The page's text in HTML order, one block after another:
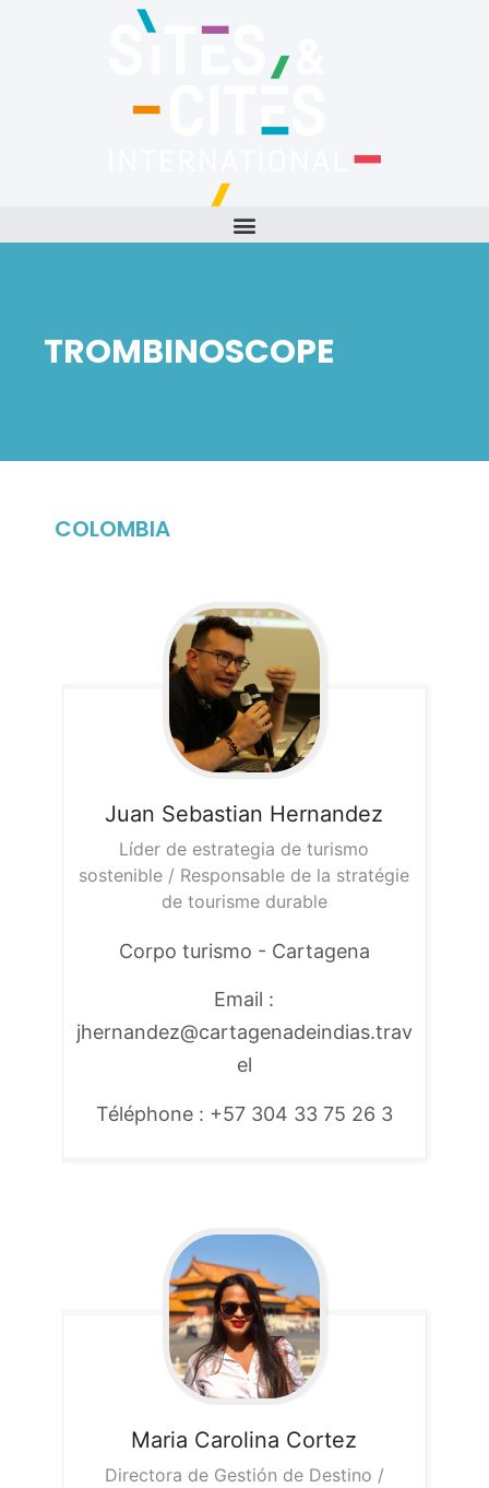
TROMBINOSCOPE
COLOMBIA
Juan Sebastian Hernandez
Líder de estrategia de turismo
sostenible / Responsable de la stratégie
de tourisme durable
Corpo turismo - Cartagena
Email :
jhernandez@cartagenadeindias.trav
el
Téléphone : +57 304 33 75 26 3
Maria Carolina Cortez
Directora de Gestión de Destino /